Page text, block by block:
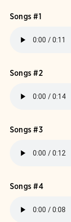
Songs #1
Songs #2
Songs #3
Songs #4